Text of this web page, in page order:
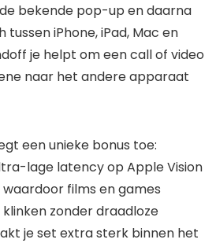
bekende pop-up en daarna
iPhone, iPad, Mac en
je helpt om een call of video
naar het andere apparaat
een unieke bonus toe:
lage latency op Apple Vision
films en games
zonder draadloze
je set extra sterk binnen het